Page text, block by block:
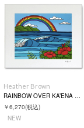
Heather Brown
RAINBOW OVER KA’ENA POINT
￥6,270(税込)
NEW